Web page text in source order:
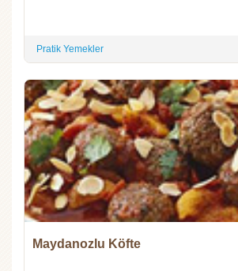
Pratik Yemekler
Maydanozlu Köfte